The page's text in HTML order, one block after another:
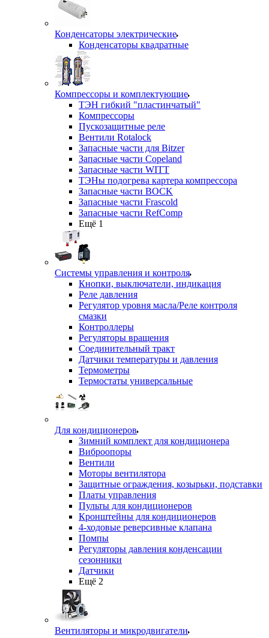
Конденсаторы электрические
Конденсаторы квадратные
Компрессоры и комплектующие
ТЭН гибкий "пластинчатый"
Компрессоры
Пускозащитные реле
Вентили Rotalock
Запасные части для Bitzer
Запасные части Copeland
Запасные части WITT
ТЭНы подогрева картера компрессора
Запасные части BOCK
Запасные части Frascold
Запасные части RefComp
Ещё 1
Системы управления и контроля
Кнопки, выключатели, индикация
Реле давления
Регулятор уровня масла/Реле контроля
смазки
Контроллеры
Регуляторы вращения
Соединительный тракт
Датчики температуры и давления
Термометры
Термостаты универсальные
Для кондиционеров
Зимний комплект для кондиционера
Виброопоры
Вентили
Моторы вентилятора
Защитные ограждения, козырьки, подставки
Платы управления
Пульты для кондиционеров
Кронштейны для кондиционеров
4-ходовые реверсивные клапана
Помпы
Регуляторы давления конденсации
сезонники
Датчики
Ещё 2
Вентиляторы и микродвигатели